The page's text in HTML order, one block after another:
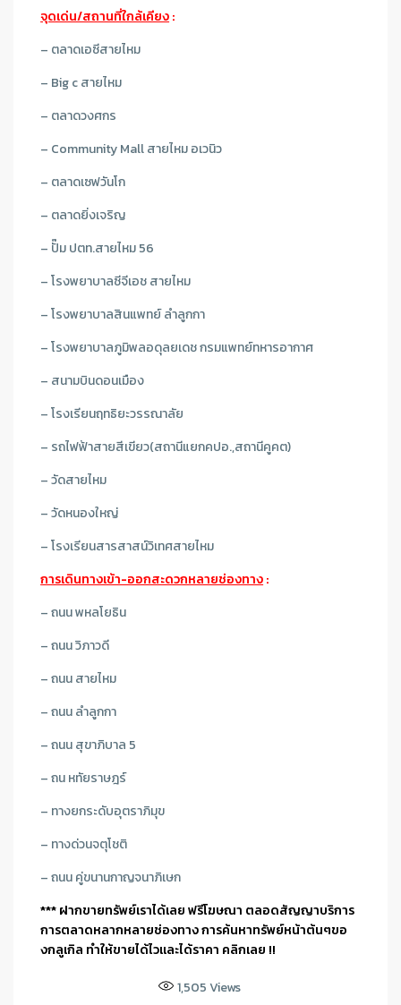
จุดเด่น/สถานที่ใกล้เคียง:
– ตลาดเอซีสายไหม
– Big c สายไหม
– ตลาดวงศกร
– Community Mall สายไหม อเวนิว
– ตลาดเซฟวันโก
– ตลาดยิ่งเจริญ
– ปั๊ม ปตท.สายไหม 56
– โรงพยาบาลซีจีเอช สายไหม
– โรงพยาบาลสินแพทย์ ลําลูกกา
– โรงพยาบาลภูมิพลอดุลยเดช กรมแพทย์ทหารอากาศ
– สนามบินดอนเมือง
– โรงเรียนฤทธิยะวรรณาลัย
– รถไฟฟ้าสายสีเขียว(สถานีแยกคปอ.,สถานีคูคต)
– วัดสายไหม
– วัดหนองใหญ่
– โรงเรียนสารสาสน์วิเทศสายไหม
การเดินทางเข้า-ออกสะดวกหลายช่องทาง:
– ถนน พหลโยธิน
– ถนน วิภาวดี
– ถนน สายไหม
– ถนน ลำลูกกา
– ถนน สุขาภิบาล 5
– ถน หทัยราษฎร์
– ทางยกระดับอุตราภิมุข
– ทางด่วนจตุโชติ
– ถนน คู่ขนานกาญจนาภิเษก
*** ฝากขายทรัพย์เราได้เลย ฟรีโฆษณา ตลอดสัญญาบริการ
การตลาดหลากหลายช่องทาง การค้นหาทรัพย์หน้าต้นๆขอ
งกลูเกิล ทำให้ขายได้ไวและได้ราคา คลิกเลย !!
1,505Views